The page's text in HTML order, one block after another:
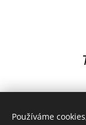
Používáme